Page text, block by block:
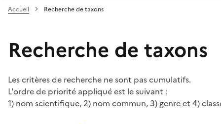
Accueil Recherche de taxons
Recherche de taxons
Les critères de recherche ne sont pas cumulatifs.
L'ordre de priorité appliqué est le suivant :
1) nom scientifique, 2) nom commun, 3) genre et 4)